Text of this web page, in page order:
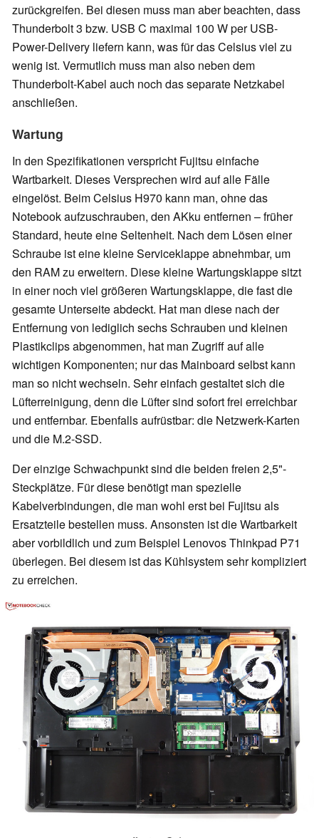
zurückgreifen. Bei diesen muss man aber beachten, dass
Thunderbolt 3 bzw. USB C maximal 100 W per USB-
Power-Delivery liefern kann, was für das Celsius viel zu
wenig ist. Vermutlich muss man also neben dem
Thunderbolt-Kabel auch noch das separate Netzkabel
anschließen.
Wartung
In den Spezifikationen verspricht Fujitsu einfache
Wartbarkeit. Dieses Versprechen wird auf alle Fälle
eingelöst. Beim Celsius H970 kann man, ohne das
Notebook aufzuschrauben, den AKku entfernen – früher
Standard, heute eine Seltenheit. Nach dem Lösen einer
Schraube ist eine kleine Serviceklappe abnehmbar, um
den RAM zu erweitern. Diese kleine Wartungsklappe sitzt
in einer noch viel größeren Wartungsklappe, die fast die
gesamte Unterseite abdeckt. Hat man diese nach der
Entfernung von lediglich sechs Schrauben und kleinen
Plastikclips abgenommen, hat man Zugriff auf alle
wichtigen Komponenten; nur das Mainboard selbst kann
man so nicht wechseln. Sehr einfach gestaltet sich die
Lüfterreinigung, denn die Lüfter sind sofort frei erreichbar
und entfernbar. Ebenfalls aufrüstbar: die Netzwerk-Karten
und die M.2-SSD.
Der einzige Schwachpunkt sind die beiden freien 2,5"-
Steckplätze. Für diese benötigt man spezielle
Kabelverbindungen, die man wohl erst bei Fujitsu als
Ersatzteile bestellen muss. Ansonsten ist die Wartbarkeit
aber vorbildlich und zum Beispiel Lenovos Thinkpad P71
überlegen. Bei diesem ist das Kühlsystem sehr kompliziert
zu erreichen.